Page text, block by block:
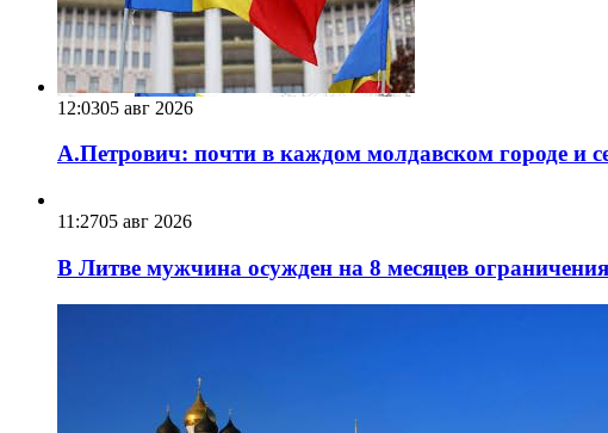
12:0305 авг 2026
А.Петрович: почти в каждом молдавском городе и
11:2705 авг 2026
В Литве мужчина осужден на 8 месяцев